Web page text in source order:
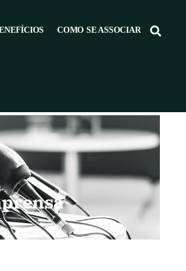
COMO SE ASSOCIAR